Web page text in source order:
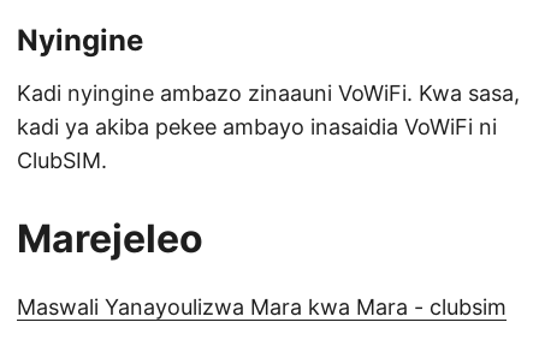
Nyingine
Kadi nyingine ambazo zinaauni VoWiFi. Kwa sasa,
kadi ya akiba pekee ambayo inasaidia VoWiFi ni
ClubSIM.
Marejeleo
Maswali Yanayoulizwa Mara kwa Mara - clubsim